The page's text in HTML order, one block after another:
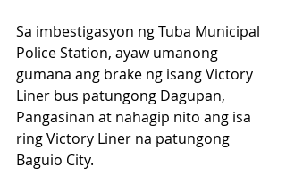
Sa imbestigasyon ng Tuba Municipal
Police Station, ayaw umanong
gumana ang brake ng isang Victory
Liner bus patungong Dagupan,
Pangasinan at nahagip nito ang isa
ring Victory Liner na patungong
Baguio City.